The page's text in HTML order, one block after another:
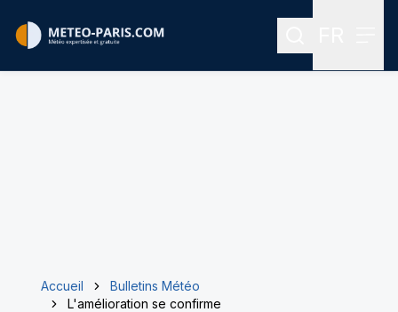
Rechercher
Accueil
Bulletins Météo
L'amélioration se confirme